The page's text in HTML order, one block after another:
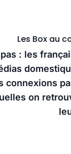
Les Box au
: les
connexions
on